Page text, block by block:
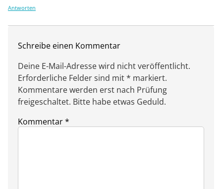
Antworten
Schreibe einen Kommentar
Deine E-Mail-Adresse wird nicht veröffentlicht.
Erforderliche Felder sind mit * markiert.
Kommentare werden erst nach Prüfung
freigeschaltet. Bitte habe etwas Geduld.
Kommentar*